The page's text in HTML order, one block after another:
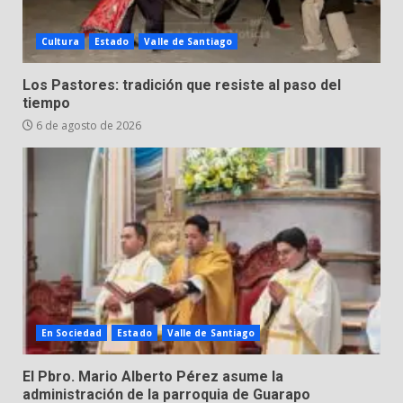
Cultura Estado Valle de Santiago
Los Pastores: tradición que resiste al paso del
tiempo
6 de agosto de 2026
En Sociedad Estado Valle de Santiago
El Pbro. Mario Alberto Pérez asume la
administración de la parroquia de Guarapo